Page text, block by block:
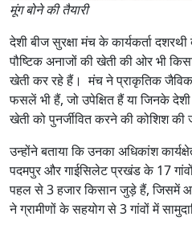
मूंग बोने की तैयारी
देशी बीज सुरक्षा मंच के कार्यकर्ता
पौष्टिक अनाजों की खेती की ओर भी
खेती कर रहे हैं। मंच ने प्राकृतिक जैविक
फसलें भी हैं, जो उपेक्षित हैं या जिनके
खेती को पुनर्जीवित करने की कोशिश की
उन्होंने बताया कि उनका अधिकांश
पदमपुर और गाईसिलेट प्रखंड के 17
पहल से 3 हजार किसान जुड़े हैं, जिसमें
ने ग्रामीणों के सहयोग से 3 गांवों में